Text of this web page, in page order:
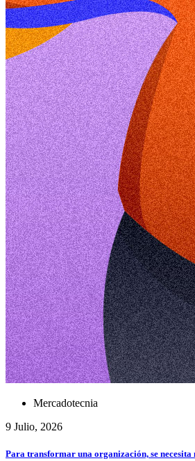
Mercadotecnia
9 Julio, 2026
Para transformar una organización, se necesita